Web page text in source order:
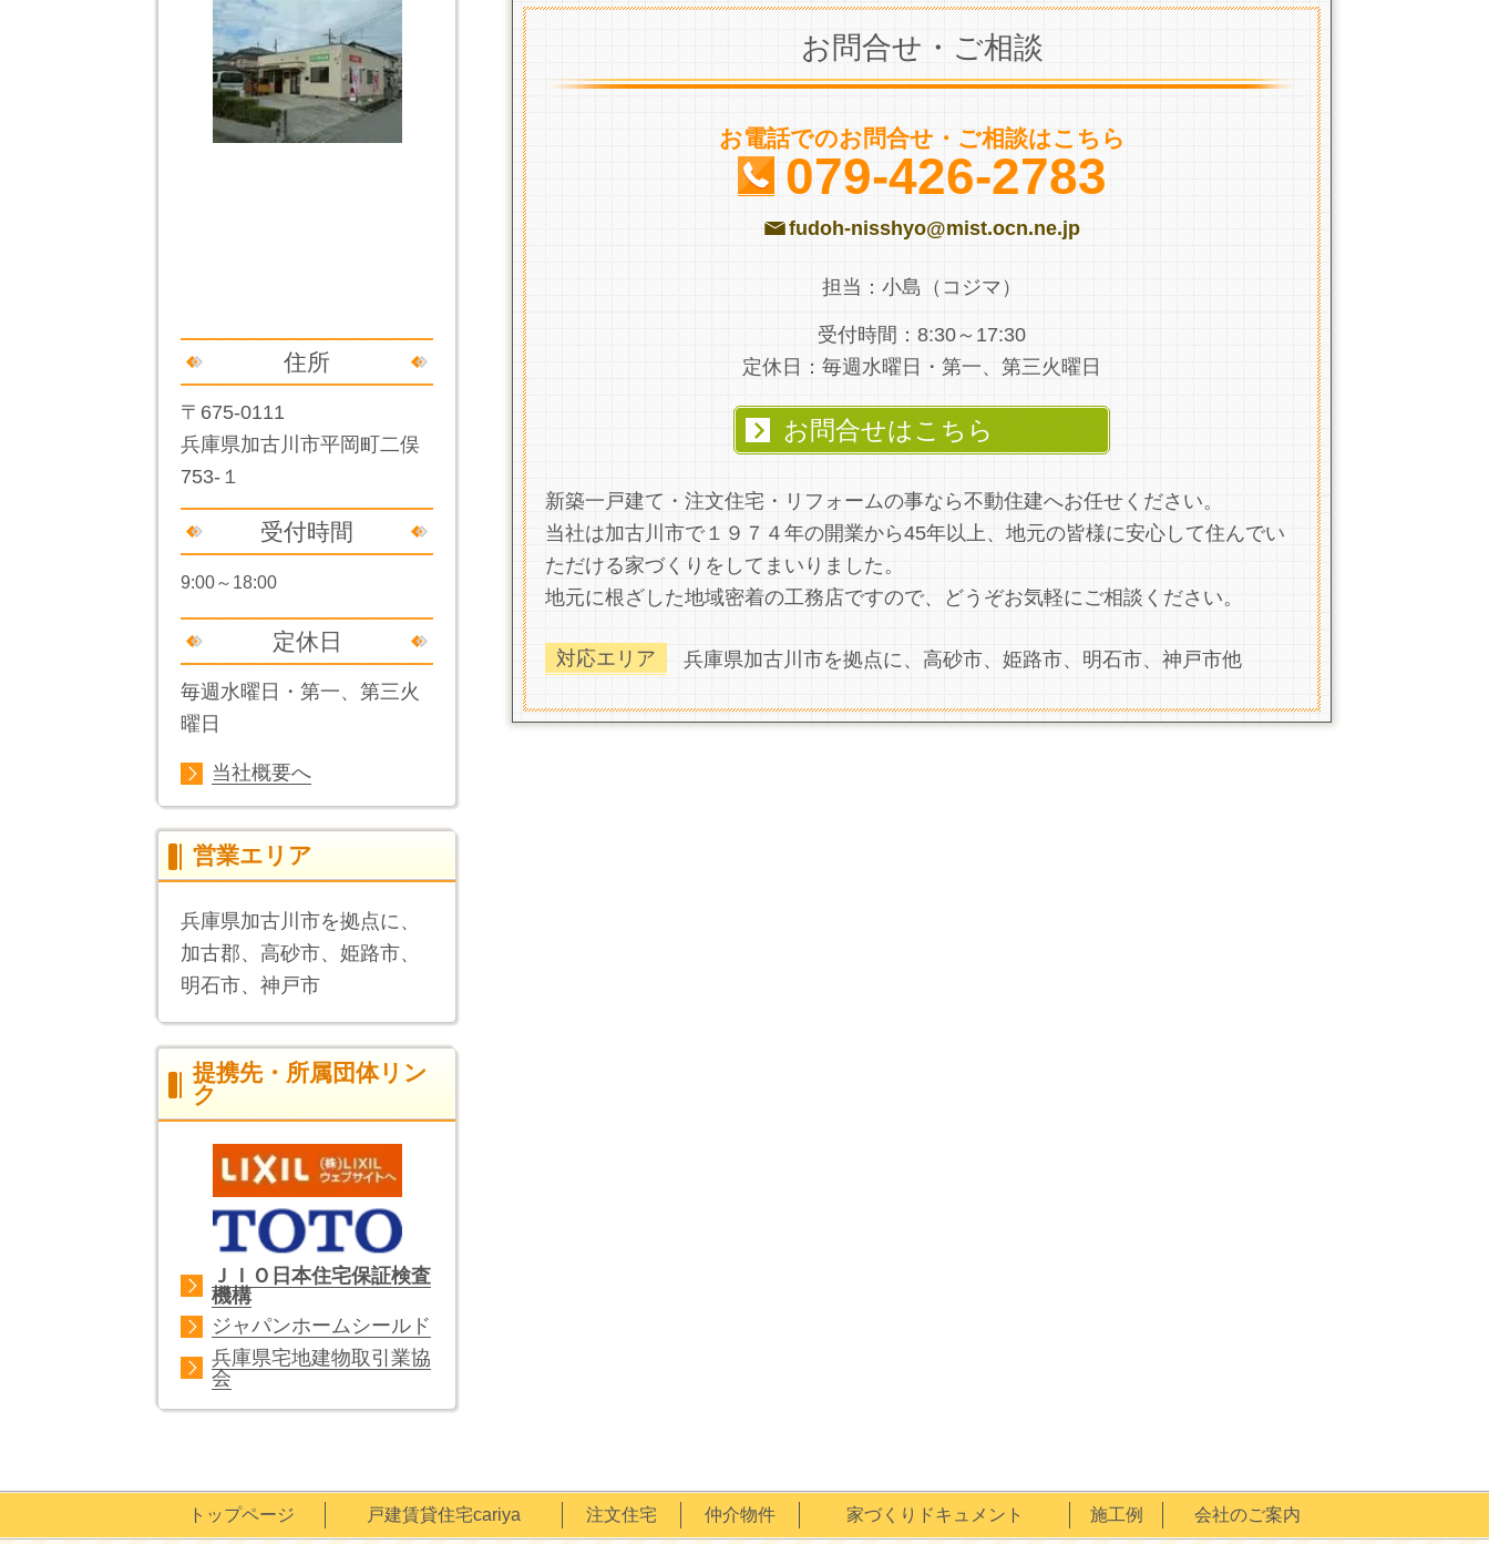
お問合せ・ご相談
お電話でのお問合せ・ご相談はこちら
079-426-2783
fudoh-nisshyo@mist.ocn.ne.jp
担当：小島（コジマ）
受付時間：8:30～17:30
定休日：毎週水曜日・第一、第三火曜日
お問合せはこちら
新築一戸建て・注文住宅・リフォームの事なら不動住建へお任せください。
当社は加古川市で１９７４年の開業から45年以上、地元の皆様に安心して住んでい
ただける家づくりをしてまいりました。
地元に根ざした地域密着の工務店ですので、どうぞお気軽にご相談ください。
対応エリア 兵庫県加古川市を拠点に、高砂市、姫路市、明石市、神戸市他
住所
〒675-0111
兵庫県加古川市平岡町二俣
753-１
受付時間
9:00～18:00
定休日
毎週水曜日・第一、第三火
曜日
当社概要へ
営業エリア
兵庫県加古川市を拠点に、
加古郡、高砂市、姫路市、
明石市、神戸市
提携先・所属団体リン
ク
ＪＩＯ日本住宅保証検査
機構
ジャパンホームシールド
兵庫県宅地建物取引業協
会
トップページ 戸建賃貸住宅cariya 注文住宅 仲介物件 家づくりドキュメント 施工例 会社のご案内